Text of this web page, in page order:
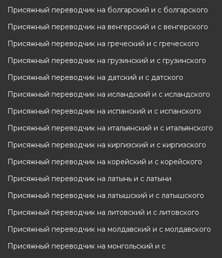
Присяжный переводчик на болгарский и с болгарского
Присяжный переводчик на венгерский и с венгерского
Присяжный переводчик на греческий и с греческого
Присяжный переводчик на грузинский и с грузинского
Присяжный переводчик на датский и с датского
Присяжный переводчик на исландский и с исландского
Присяжный переводчик на испанский и с испанского
Присяжный переводчик на итальянский и с итальянского
Присяжный переводчик на киргизский и с киргизского
Присяжный переводчик на корейский и с корейского
Присяжный переводчик на латынь и с латыни
Присяжный переводчик на латышский и с латышского
Присяжный переводчик на литовский и с литовского
Присяжный переводчик на молдавский и с молдавского
Присяжный переводчик на монгольский и с